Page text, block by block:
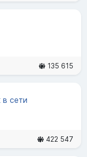
135 615
в сети
422 547